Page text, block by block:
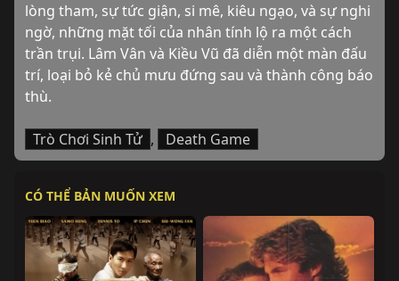
lòng tham, sự tức giận, si mê, kiêu ngạo, và sự nghi
ngờ, những mặt tối của nhân tính lộ ra một cách
trần trụi. Lâm Vân và Kiều Vũ đã diễn một màn đấu
trí, loại bỏ kẻ chủ mưu đứng sau và thành công báo
thù.
Trò Chơi Sinh Tử , Death Game
CÓ THỂ BẢN MUỐN XEM